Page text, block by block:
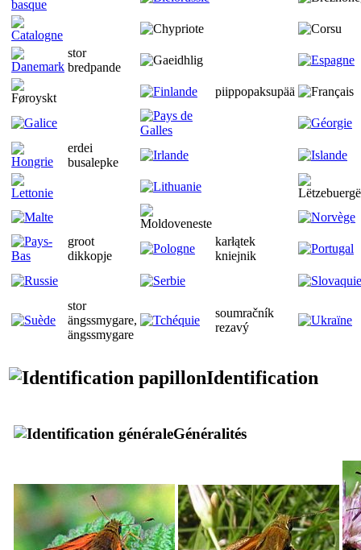
stor
bredpande
piippopaksupää
erdei
busalepke
groot
dikkopje
karłątek
kniejnik
stor
ängssmygare,
ängssmygare
soumračník
rezavý
Identification
Généralités